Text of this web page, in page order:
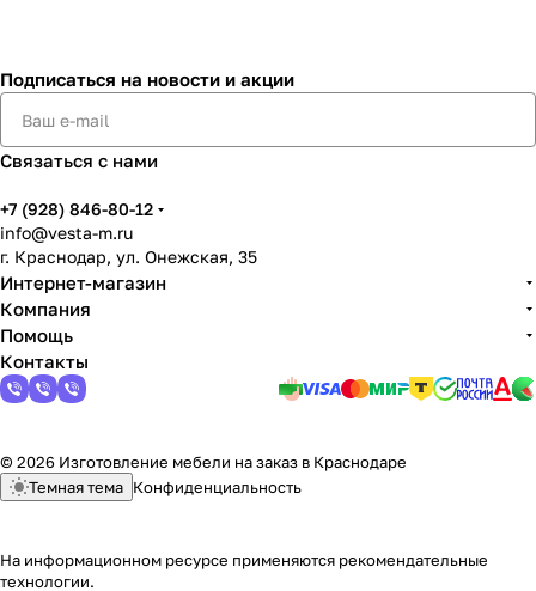
Подписаться на новости и акции
Связаться с нами
+7 (928) 846-80-12
info@vesta-m.ru
г. Краснодар, ул. Онежская, 35
Интернет-магазин
Компания
Помощь
Контакты
© 2026 Изготовление мебели на заказ в Краснодаре
Темная тема Конфиденциальность
На информационном ресурсе применяются рекомендательные
технологии.